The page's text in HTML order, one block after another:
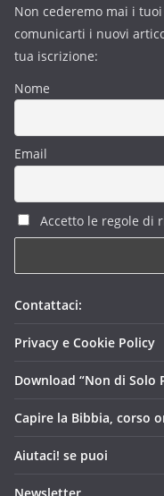
Non cederemo mai i
comunicarti i nuovi
tua iscrizione:
Nome
Email
Accetto le regole di
Contattaci:
Privacy e Cookie Policy
Download “Non di Solo
Capire la Bibbia, corso
Aiutaci! se puoi